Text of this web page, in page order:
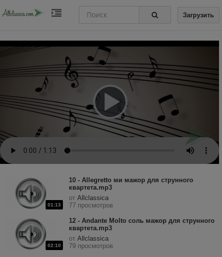
Загрузить
01:13
10 - Allegretto ми мажор для струнного
квартета.mp3
от Allclassica
77 просмотров
02:10
12 - Andante Molto соль мажор для струнного
квартета.mp3
от Allclassica
79 просмотров